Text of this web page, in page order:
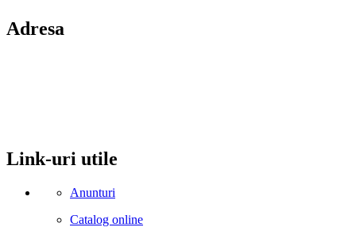
Adresa
Link-uri utile
Anunturi
Catalog online